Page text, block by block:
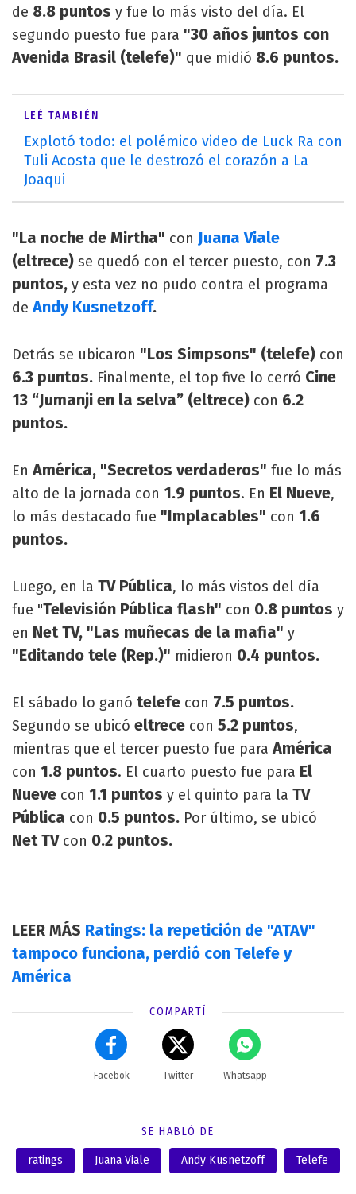
de 8.8 puntos y fue lo más visto del día. El
segundo puesto fue para "30 años juntos con
Avenida Brasil (telefe)" que midió 8.6 puntos.
LEÉ TAMBIÉN
Explotó todo: el polémico video de Luck Ra con
Tuli Acosta que le destrozó el corazón a La
Joaqui
"La noche de Mirtha" con Juana Viale
(eltrece) se quedó con el tercer puesto, con 7.3
puntos, y esta vez no pudo contra el programa
de Andy Kusnetzoff.
Detrás se ubicaron "Los Simpsons" (telefe) con
6.3 puntos. Finalmente, el top five lo cerró Cine
13 “Jumanji en la selva” (eltrece) con 6.2
puntos.
EnAmérica, "Secretos verdaderos" fue lo más
alto de la jornada con 1.9 puntos. En El Nueve,
lo más destacado fue "Implacables" con 1.6
puntos.
Luego, en la TV Pública, lo más vistos del día
fue "Televisión Pública flash" con 0.8 puntos y
en Net TV, "Las muñecas de la mafia" y
"Editando tele (Rep.)" midieron 0.4 puntos.
El sábado lo ganó telefe con 7.5 puntos.
Segundo se ubicó eltrece con 5.2 puntos,
mientras que el tercer puesto fue paraAmérica
con 1.8 puntos. El cuarto puesto fue para El
Nueve con 1.1 puntos y el quinto para la TV
Pública con 0.5 puntos. Por último, se ubicó
Net TV con 0.2 puntos.
LEER MÁS Ratings: la repetición de "ATAV"
tampoco funciona, perdió con Telefe y
América
COMPARTÍ
Facebok Twitter Whatsapp
SE HABLÓ DE
ratings Juana Viale Andy Kusnetzoff Telefe